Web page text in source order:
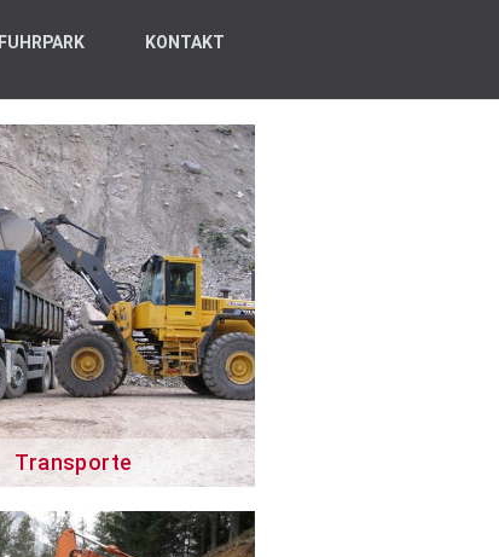
FUHRPARK KONTAKT
Transporte